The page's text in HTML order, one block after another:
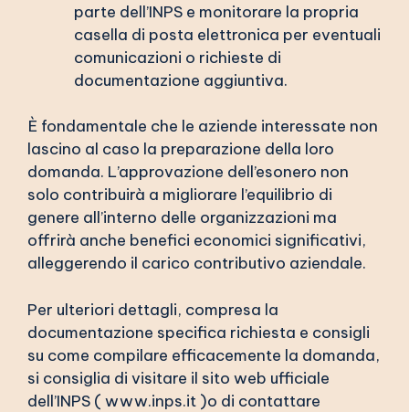
parte dell’INPS e monitorare la propria
casella di posta elettronica per eventuali
comunicazioni o richieste di
documentazione aggiuntiva.
È fondamentale che le aziende interessate non
lascino al caso la preparazione della loro
domanda. L’approvazione dell’esonero non
solo contribuirà a migliorare l’equilibrio di
genere all’interno delle organizzazioni ma
offrirà anche benefici economici significativi,
alleggerendo il carico contributivo aziendale.
Per ulteriori dettagli, compresa la
documentazione specifica richiesta e consigli
su come compilare efficacemente la domanda,
si consiglia di visitare il sito web ufficiale
dell’INPS ( www.inps.it )o di contattare